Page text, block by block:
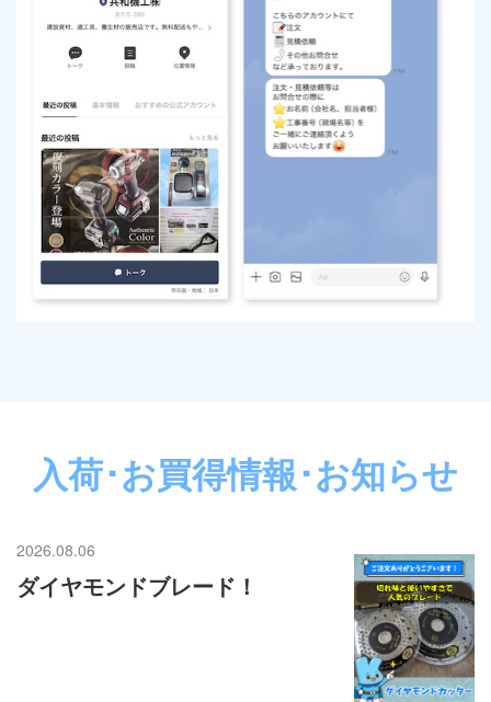
入荷･お買得情報･お知らせ
2026.08.06
ダイヤモンドブレード！